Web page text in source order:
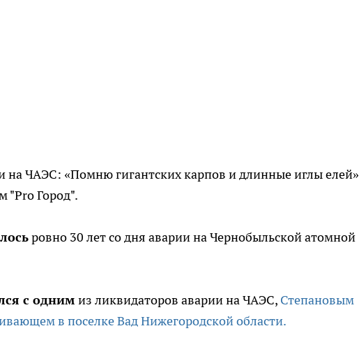
на ЧАЭС: «Помню гигантских карпов и длинные иглы елей»
"Pro Город".
ровно 30 лет со дня аварии на Чернобыльской атомной
с одним из ликвидаторов аварии на ЧАЭС, Степановым
в поселке Вад Нижегородской области.